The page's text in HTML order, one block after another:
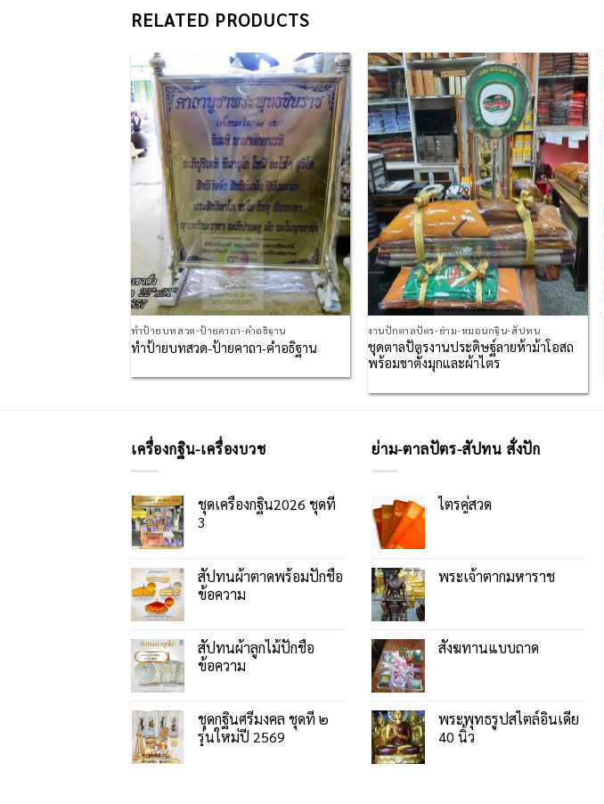
RELATED PRODUCTS
Add to
Wishlist
ทำป้ายบทสวด-ป้ายคาถา-คำอธิฐาน
ทำป้ายบทสวด-ป้ายคาถา-คำอธิฐาน
Add to
Wishlist
งานปักตาลปัตร-ย่าม-หมอนกฐิน-สัปทน
ชุดตาลปัตรงานประดิษฐ์ลายห้าม้าโอสถ
พร้อมขาตั้งมุกและผ้าไตร
เครื่องกฐิน-เครื่องบวช
ชุดเครื่องกฐิน2026 ชุดที่
3
สัปทนผ้าตาดพร้อมปักชื่อ
ข้อความ
สัปทนผ้าลูกไม้ปักชื่อ
ข้อความ
ชุดกฐินศรีมงคล ชุดที่ ๒
รุ่นใหม่ปี 2569
ย่าม-ตาลปัตร-สัปทน สั่งปัก
ไตรคู่สวด
พระเจ้าตากมหาราช
สังฆทานแบบถาด
พระพุทธรูปสไตล์อินเดีย
40 นิ้ว